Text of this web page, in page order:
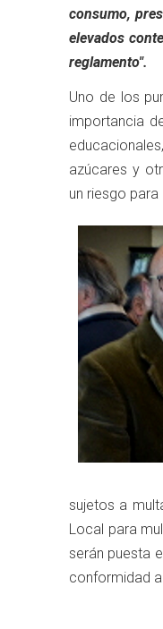
consumo,
elevados
reglamento".
Uno de los
importancia
azúcares y
un riesgo para
sujetos a
Local para
serán puesta
conformidad